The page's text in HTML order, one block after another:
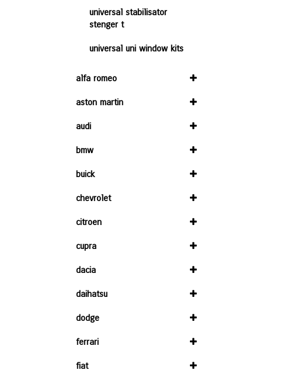
universal stabilisator
stenger t
universal uni window kits
alfa romeo
aston martin
audi
bmw
buick
chevrolet
citroen
cupra
dacia
daihatsu
dodge
ferrari
fiat